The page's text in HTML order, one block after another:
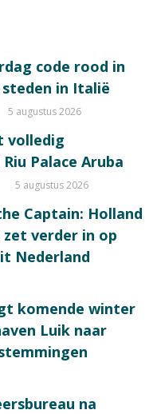
code rood in
in Italië
5 augustus 2026
volledig
Palace Aruba
5 augustus 2026
Captain: Holland
zet verder in op
Nederland
komende winter
Luik naar
na